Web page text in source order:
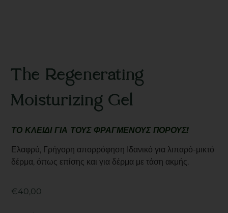
The Regenerating
Moisturizing Gel
ΤΟ ΚΛΕΙΔΙ ΓΙΑ ΤΟΥΣ ΦΡΑΓΜΕΝΟΥΣ ΠΟΡΟΥΣ!
Ελαφρύ, Γρήγορη απορρόφηση Ιδανικό για λιπαρό-μικτό
δέρμα, όπως επίσης και για δέρμα με τάση ακμής.
€40,00